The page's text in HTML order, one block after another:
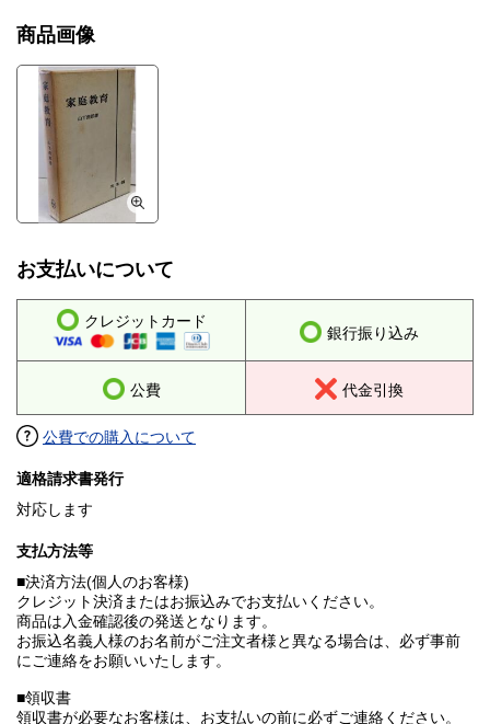
商品画像
お支払いについて
クレジットカード
銀行振り込み
公費 代金引換
公費での購入について
適格請求書発行
対応します
支払方法等
■決済方法(個人のお客様)
クレジット決済またはお振込みでお支払いください。
商品は入金確認後の発送となります。
お振込名義人様のお名前がご注文者様と異なる場合は、必ず事前
にご連絡をお願いいたします。
■領収書
領収書が必要なお客様は、お支払いの前に必ずご連絡ください。